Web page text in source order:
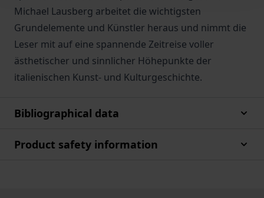
Michael Lausberg arbeitet die wichtigsten
Grundelemente und Künstler heraus und nimmt die
Leser mit auf eine spannende Zeitreise voller
ästhetischer und sinnlicher Höhepunkte der
italienischen Kunst- und Kulturgeschichte.
Bibliographical data
Product safety information